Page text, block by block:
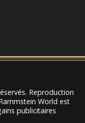
Reproduction
World est
publicitaires